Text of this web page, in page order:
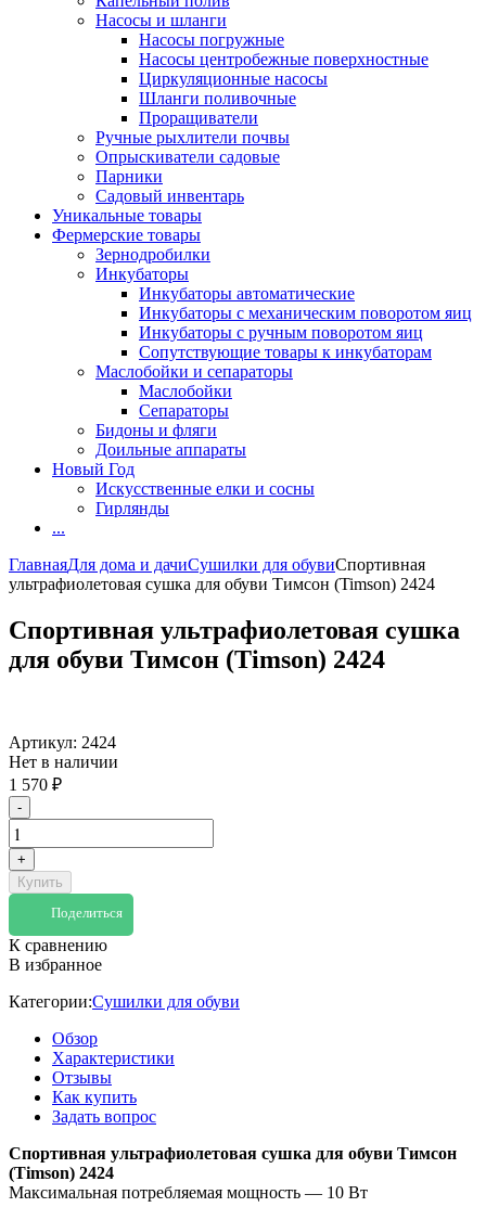
Насосы и шланги
Насосы погружные
Насосы центробежные поверхностные
Циркуляционные насосы
Шланги поливочные
Проращиватели
Ручные рыхлители почвы
Опрыскиватели садовые
Парники
Садовый инвентарь
Уникальные товары
Фермерские товары
Зернодробилки
Инкубаторы
Инкубаторы автоматические
Инкубаторы с механическим поворотом яиц
Инкубаторы с ручным поворотом яиц
Сопутствующие товары к инкубаторам
Маслобойки и сепараторы
Маслобойки
Сепараторы
Бидоны и фляги
Доильные аппараты
Новый Год
Искусственные елки и сосны
Гирлянды
...
ГлавнаяДля дома и дачиСушилки для обувиСпортивная
ультрафиолетовая сушка для обуви Тимсон (Timson) 2424
Спортивная ультрафиолетовая сушка
для обуви Тимсон (Timson) 2424
Артикул: 2424
Нет в наличии
1 570 ₽
-
+
Купить
Поделиться
К сравнению
В избранное
Категории:Сушилки для обуви
Обзор
Характеристики
Отзывы
Как купить
Задать вопрос
Спортивная ультрафиолетовая сушка для обуви Тимсон
(Timson) 2424
Максимальная потребляемая мощность — 10 Вт